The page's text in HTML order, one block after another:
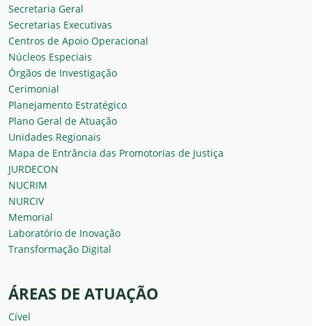
Secretaria Geral
Secretarias Executivas
Centros de Apoio Operacional
Núcleos Especiais
Órgãos de Investigação
Cerimonial
Planejamento Estratégico
Plano Geral de Atuação
Unidades Regionais
Mapa de Entrância das Promotorias de Justiça
JURDECON
NUCRIM
NURCIV
Memorial
Laboratório de Inovação
Transformação Digital
ÁREAS DE ATUAÇÃO
Cível